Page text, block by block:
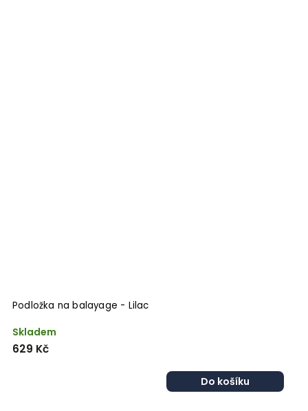
Podložka na balayage - Lilac
Skladem
629 Kč
Do košíku